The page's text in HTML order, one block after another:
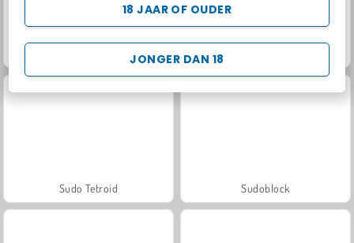
JONGER DAN 18
18 JAAR OF OUDER
Sudoku Brain Blocks
Sudo Tetroid Sudoblock